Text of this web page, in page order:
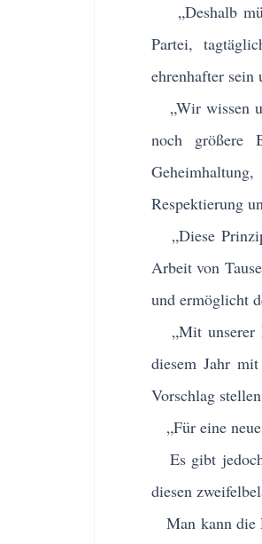
„Deshalb
Partei,
ehrenhafter sein
„Wir wissen
noch größere
Respektierung
„Diese
Arbeit von
und ermöglicht
„Mit unserer
diesem Jahr
Vorschlag
„Für eine
Es gibt
diesen
Man kann die